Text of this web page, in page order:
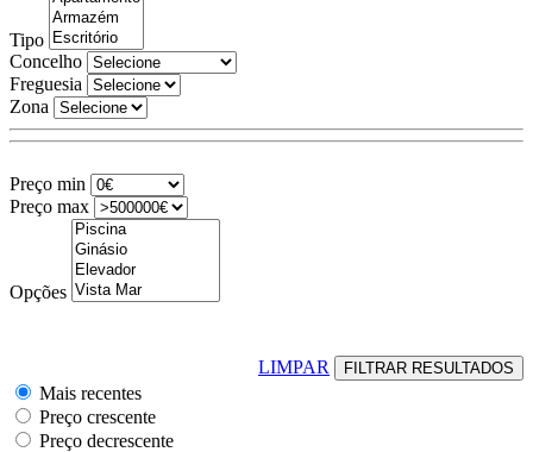
Tipo
Concelho
Freguesia
Zona
Preço min
Preço max
Opções
LIMPAR
Mais recentes
Preço crescente
Preço decrescente